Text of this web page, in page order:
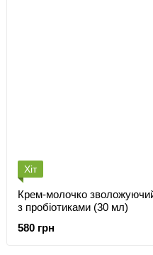
Хіт
Крем-молочко
з пробіотиками (30 мл)
580 грн